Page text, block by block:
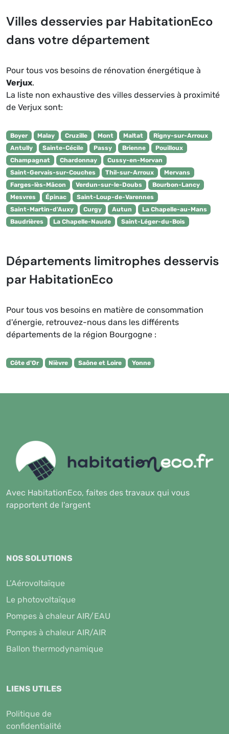
Villes desservies par HabitationEco
dans votre département
Pour tous vos besoins de rénovation énergétique à
Verjux.
La liste non exhaustive des villes desservies à proximité
de Verjux sont:
Boyer Malay Cruzille Mont Maltat
Rigny-sur-Arroux
Antully
Sainte-Cécile Passy Brienne
Pouilloux
Champagnat
Chardonnay
Cussy-en-Morvan
Saint-Gervais-sur-Couches
Thil-sur-Arroux
Mervans
Farges-lès-Mâcon
Verdun-sur-le-Doubs
Bourbon-Lancy
Mesvres
Épinac
Saint-Loup-de-Varennes
Saint-Martin-d'Auxy
Curgy Autun
La Chapelle-au-Mans
Baudrières
La Chapelle-Naude Saint-Léger-du-Bois
Départements limitrophes desservis
par HabitationEco
Pour tous vos besoins en matière de consommation
d'énergie, retrouvez-nous dans les différents
départements de la région Bourgogne :
Côte d'Or Nièvre Saône et Loire Yonne
Avec HabitationEco, faites des travaux qui vous
rapportent de l'argent
NOS SOLUTIONS
L’Aérovoltaïque
Le photovoltaïque
Pompes à chaleur AIR/EAU
Pompes à chaleur AIR/AIR
Ballon thermodynamique
LIENS UTILES
Politique de
confidentialité